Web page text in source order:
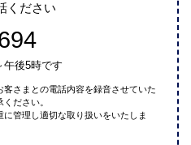
ください
午後5時です
さまとの電話内容を録音させていた
ださい。
管理し適切な取り扱いをいたしま